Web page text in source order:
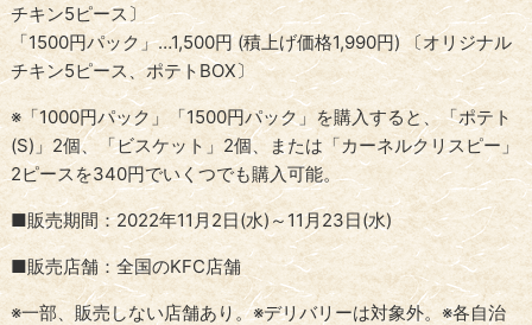
チキン5ピース〕
「1500円パック」…1,500円 (積上げ価格1,990円) 〔オリジナル
チキン5ピース、ポテトBOX〕
※「1000円パック」「1500円パック」を購入すると、「ポテト
(S)」2個、「ビスケット」2個、または「カーネルクリスピー」
2ピースを340円でいくつでも購入可能。
■販売期間：2022年11月2日(水)～11月23日(水)
■販売店舗：全国のKFC店舗
※一部、販売しない店舗あり。※デリバリーは対象外。※各自治